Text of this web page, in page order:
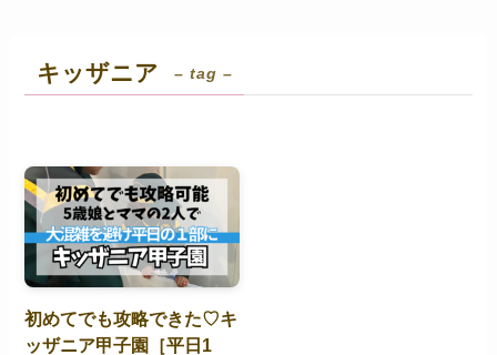
キッザニア – tag –
初めてでも攻略できた♡キ
ッザニア甲子園［平日1